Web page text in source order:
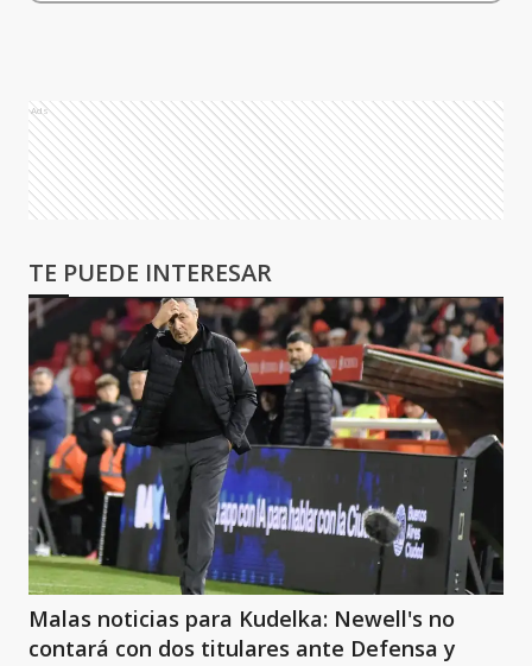
Ads
TE PUEDE INTERESAR
Malas noticias para Kudelka: Newell's no
contará con dos titulares ante Defensa y